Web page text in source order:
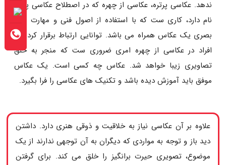
ندهد. عکاسی پرتره، عکاسی از چهره که در اصطلاح عکاسی پرتره
نام دارد، کاری ست که با استفاده از اصول فنی و مهارت های
بصری یک عکاس همراه می باشد. توانایی ارتباط برقرار کردن با
افراد در عکاسی از چهره امری ضروری ست که منجر به خلق
تصاویری زیبا خواهد شد. عکاس چه کسی است. یک عکاس
موفق باید آموزش دیده باشد و تکنیک های عکاسی را فرا بگیرد.
علاوه بر آن عکاسی نیاز به خلاقیت و ذوقی هنری دارد. داشتن
دید باز و توجه به مواردی که دیگران به آن توجهی ندارند از یک
موضوع، تصویری حیرت برانگیز را خلق می کند. برای گرفتن